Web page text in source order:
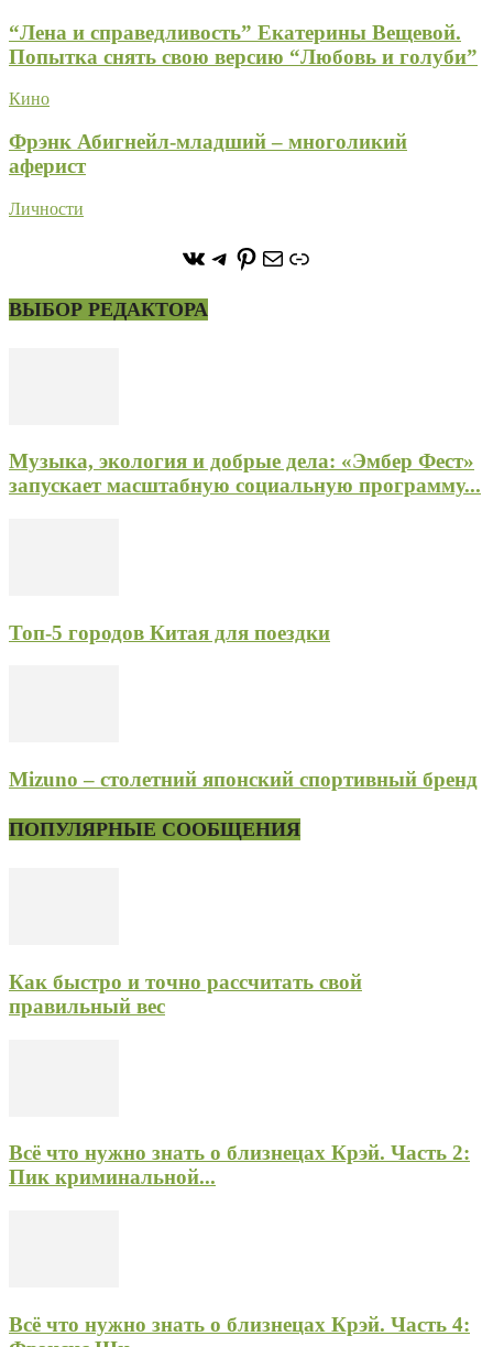
“Лена и справедливость” Екатерины Вещевой.
Попытка снять свою версию “Любовь и голуби”
Кино
Фрэнк Абигнейл-младший – многоликий
аферист
Личности
https://vk.com/
https://t.me/stoneforest
https://
ПочтаСсылка
ВЫБОР РЕДАКТОРА
Музыка, экология и добрые дела: «Эмбер Фест»
запускает масштабную социальную программу...
Топ-5 городов Китая для поездки
Mizuno – столетний японский спортивный бренд
ПОПУЛЯРНЫЕ СООБЩЕНИЯ
Как быстро и точно рассчитать свой
правильный вес
Всё что нужно знать о близнецах Крэй. Часть 2:
Пик криминальной...
Всё что нужно знать о близнецах Крэй. Часть 4: